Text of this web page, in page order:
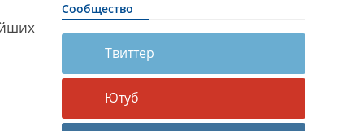
Сообщество
Твиттер
Ютуб